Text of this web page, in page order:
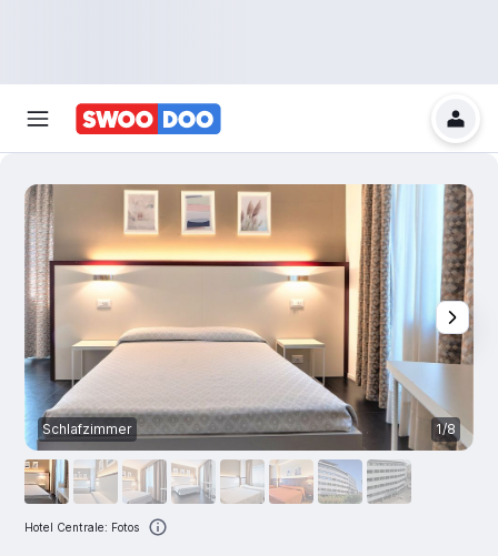
Schlafzimmer 1/8
Hotel Centrale: Fotos